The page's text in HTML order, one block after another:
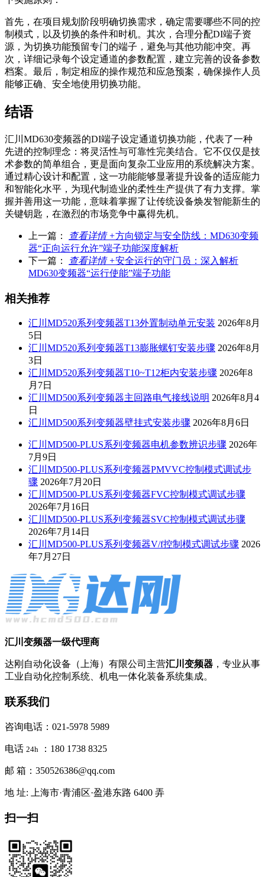
首先，在项目规划阶段明确切换需求，确定需要哪些不同的控
制模式，以及切换的条件和时机。其次，合理分配DI端子资
源，为切换功能预留专门的端子，避免与其他功能冲突。再
次，详细记录每个设定通道的参数配置，建立完善的设备参数
档案。最后，制定相应的操作规范和应急预案，确保操作人员
能够正确、安全地使用切换功能。
结语
汇川MD630变频器的DI端子设定通道切换功能，代表了一种
先进的控制理念：将灵活性与可靠性完美结合。它不仅仅是技
术参数的简单组合，更是面向复杂工业应用的系统解决方案。
通过精心设计和配置，这一功能能够显著提升设备的适应能力
和智能化水平，为现代制造业的柔性生产提供了有力支撑。掌
握并善用这一功能，意味着掌握了让传统设备焕发智能新生的
关键钥匙，在激烈的市场竞争中赢得先机。
上一篇： 查看详情 +方向锁定与安全防线：MD630变频
器“正向运行允许”端子功能深度解析
下一篇：
查看详情 +安全运行的守门员：深入解析
MD630变频器“运行使能”端子功能
相关推荐
汇川MD520系列变频器T13外置制动单元安装 2026年8月
5日
汇川MD520系列变频器T13膨胀螺钉安装步骤 2026年8月
3日
汇川MD520系列变频器T10~T12柜内安装步骤 2026年8
月7日
汇川MD500系列变频器主回路电气接线说明 2026年8月4
日
汇川MD500系列变频器壁挂式安装步骤 2026年8月6日
汇川MD500-PLUS系列变频器电机参数辨识步骤 2026年
7月9日
汇川MD500-PLUS系列变频器PMVVC控制模式调试步
骤 2026年7月20日
汇川MD500-PLUS系列变频器FVC控制模式调试步骤
2026年7月16日
汇川MD500-PLUS系列变频器SVC控制模式调试步骤
2026年7月14日
汇川MD500-PLUS系列变频器V/f控制模式调试步骤 2026
年7月27日
汇川变频器一级代理商
达刚自动化设备（上海）有限公司主营汇川变频器 ，专业从事
工业自动化控制系统、机电一体化装备系统集成。
联系我们
咨询电话：021-5978 5989
电话 24h ：180 1738 8325
邮 箱：350526386@qq.com
地 址: 上海市·青浦区·盈港东路 6400 弄
扫一扫